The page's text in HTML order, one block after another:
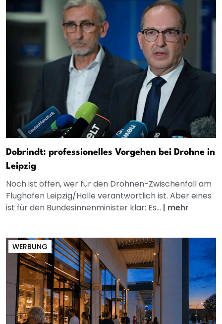
Dobrindt: professionelles Vorgehen bei Drohne in
Leipzig
Noch ist offen, wer für den Drohnen-Zwischenfall am
Flughafen Leipzig/Halle verantwortlich ist. Aber eines
ist für den Bundesinnenminister klar: Es... | mehr
WERBUNG